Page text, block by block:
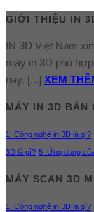
GIỚI THIỆU IN
IN 3D Việt Nam
máy in 3D phù
nay. [...] XEM
MÁY IN 3D BÁN
1. Công nghệ in 3D là gì?
3D là gì? 5 .Ứng dụng
MÁY SCAN 3D
1. Công nghệ in 3D là gì?